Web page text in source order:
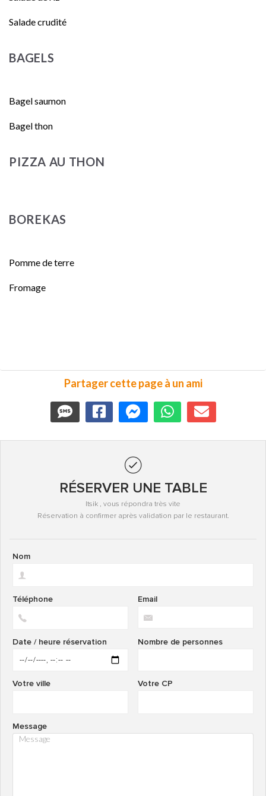
Salade crudité
BAGELS
Bagel saumon
Bagel thon
PIZZA AU THON
BOREKAS
Pomme de terre
Fromage
Partager cette page à un ami
RÉSERVER UNE TABLE
Itsik , vous répondra très vite
Réservation à confirmer après validation par le restaurant.
Nom
Email
Téléphone
Nombre de personnes
Date / heure réservation
Votre CP
Votre ville
Message